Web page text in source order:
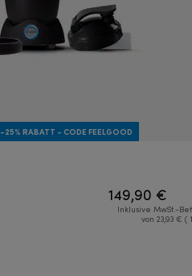
-25% RABATT - CODE FEELGOOD
149,90 €
Inklusive MwSt.-
von 23,93 € (